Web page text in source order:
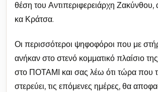
θέση του Αντιπεριφερειάρχη Ζακύνθου,
κα Κράτσα.
Οι περισσότεροι ψηφοφόροι που με
ανήκαν στο στενό κομματικό πλαίσιο
στο ΠΟΤΑΜΙ και σας λέω ότι τώρα που
στερεύει, τις επόμενες ημέρες, θα